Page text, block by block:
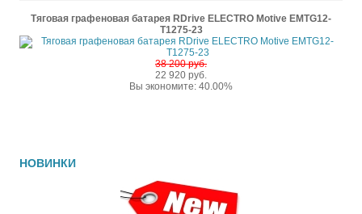
Тяговая графеновая батарея RDrive ELECTRO Motive EMTG12-
T1275-23
38 200 руб.
22 920 руб.
Вы экономите: 40.00%
НОВИНКИ